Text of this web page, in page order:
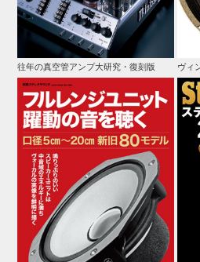
往年の真空管アンプ大研究・復刻版 ヴィ